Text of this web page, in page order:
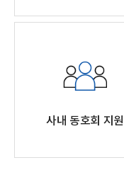
사내 동호회 지원